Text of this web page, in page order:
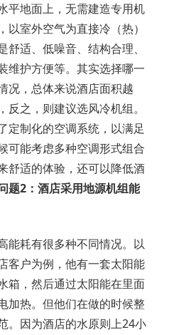
平地面上，无需建造专用机
室外空气为直接冷（热）
适、低噪音、结构合理、
维护方便等。其实选择哪一
况，总体来说酒店面积越
之，则建议选风冷机组。
定制化的空调系统，以满足
可能考虑多种空调形式组合
舒适的体验，还可以降低酒
题2：酒店采用地源机组能
能耗有很多种不同情况。以
客户为例，他有一套太阳能
箱，然后通过太阳能在里面
加热。但他们在做的时候整
。因为酒店的水原则上24小